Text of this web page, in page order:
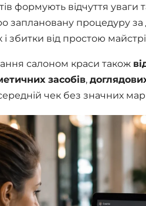
формують відчуття уваги
заплановану процедуру за
і збитки від простою
салоном краси також
засобів,
чек без значних